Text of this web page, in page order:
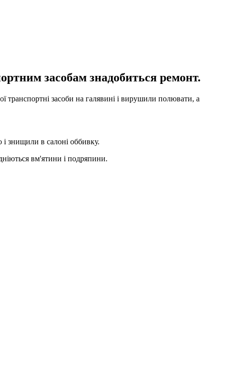
засобам знадобиться ремонт.
транспортні засоби на галявині і вирушили полювати, а
і знищили в салоні оббивку.
вм'ятини і подряпини.